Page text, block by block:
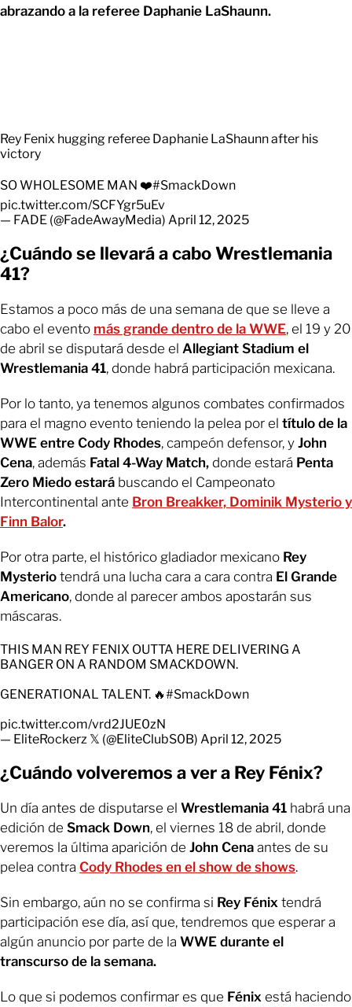
abrazando a la referee Daphanie LaShaunn.
Rey Fenix hugging referee Daphanie LaShaunn after his
victory
SO WHOLESOME MAN ❤️#SmackDown
pic.twitter.com/SCFYgr5uEv
— FADE (@FadeAwayMedia) April 12, 2025
¿Cuándo se llevará a cabo Wrestlemania
41?
Estamos a poco más de una semana de que se lleve a
cabo el evento más grande dentro de la WWE, el 19 y 20
de abril se disputará desde el Allegiant Stadium el
Wrestlemania 41, donde habrá participación mexicana.
Por lo tanto, ya tenemos algunos combates confirmados
para el magno evento teniendo la pelea por el título de la
WWE entre Cody Rhodes, campeón defensor, y John
Cena, además Fatal 4-Way Match, donde estará Penta
Zero Miedo estará buscando el Campeonato
Intercontinental ante Bron Breakker, Dominik Mysterio y
Finn Balor.
Por otra parte, el histórico gladiador mexicano Rey
Mysterio tendrá una lucha cara a cara contra El Grande
Americano, donde al parecer ambos apostarán sus
máscaras.
THIS MAN REY FENIX OUTTA HERE DELIVERING A
BANGER ON A RANDOM SMACKDOWN.
GENERATIONAL TALENT. 🔥#SmackDown
pic.twitter.com/vrd2JUE0zN
— EliteRockerz 𝕏 (@EliteClubS0B) April 12, 2025
¿Cuándo volveremos a ver a Rey Fénix?
Un día antes de disputarse el Wrestlemania 41 habrá una
edición de Smack Down, el viernes 18 de abril, donde
veremos la última aparición de John Cena antes de su
pelea contra Cody Rhodes en el show de shows.
Sin embargo, aún no se confirma si Rey Fénix tendrá
participación ese día, así que, tendremos que esperar a
algún anuncio por parte de la WWE durante el
transcurso de la semana.
Lo que si podemos confirmar es que Fénix está haciendo